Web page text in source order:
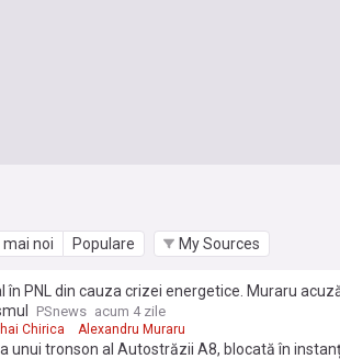
mai noi Populare My Sources
în PNL din cauza crizei energetice. Muraru
PSnews acum 4 zile
Chirica Alexandru Muraru
unui tronson al Autostrăzii A8, blocată în